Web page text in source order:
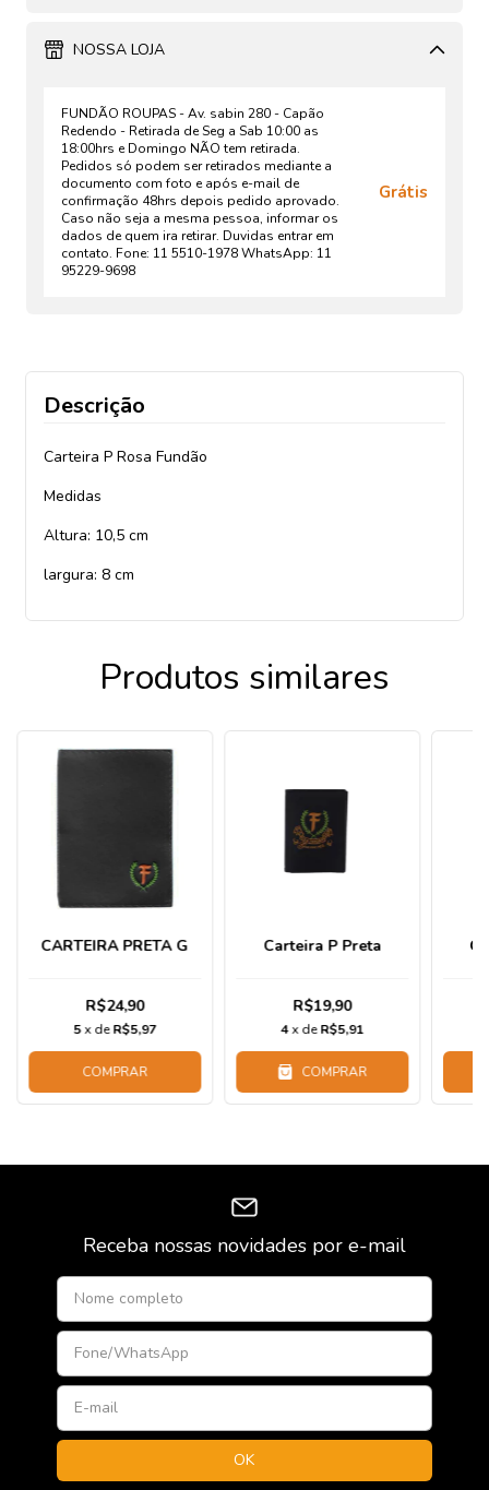
NOSSA LOJA
FUNDÃO ROUPAS - Av. sabin 280 - Capão
Redendo - Retirada de Seg a Sab 10:00 as
18:00hrs e Domingo NÃO tem retirada.
Pedidos só podem ser retirados mediante a
documento com foto e após e-mail de
confirmação 48hrs depois pedido aprovado.
Caso não seja a mesma pessoa, informar os
dados de quem ira retirar. Duvidas entrar em
contato. Fone: 11 5510-1978 WhatsApp: 11
95229-9698
Grátis
Descrição
Carteira P Rosa Fundão
Medidas
Altura: 10,5 cm
largura: 8 cm
Produtos similares
CARTEIRA PRETA G
R$24,90
5x deR$5,97
COMPRAR
Carteira P Preta
R$19,90
4x deR$5,91
COMPRAR
Receba nossas novidades por e-mail